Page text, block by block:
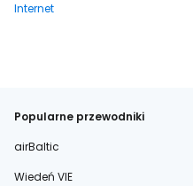
Internet
Popularne przewodniki
airBaltic
Wiedeń VIE